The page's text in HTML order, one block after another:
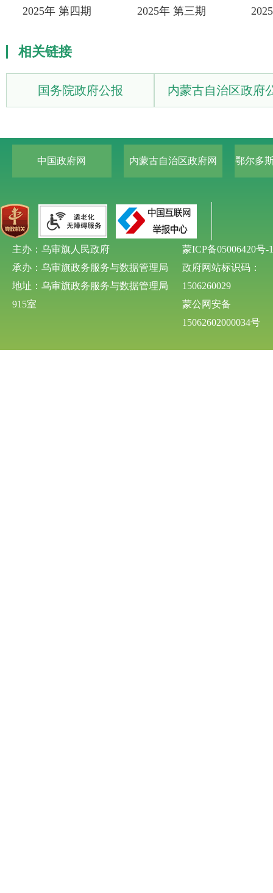
2025年 第四期 2025年 第三期
相关链接
国务院政府公报 内蒙古自治区政府
中国政府网 内蒙古自治区政府网 鄂尔多
主办：乌审旗人民政府
承办：乌审旗政务服务与数据管理局
地址：乌审旗政务服务与数据管理局
915室
蒙ICP备05006420号-1
政府网站标识码：
1506260029
蒙公网安备
15062602000034号